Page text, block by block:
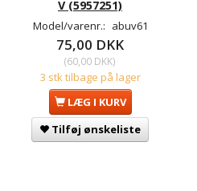
V (5957251)
Model/varenr.: abuv61
75,00 DKK
(60,00 DKK)
3 stk tilbage på lager
LÆG I KURV
Tilføj ønskeliste